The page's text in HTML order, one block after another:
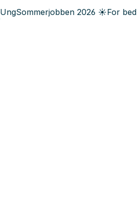
UngSommerjobben 2026 ☀️For